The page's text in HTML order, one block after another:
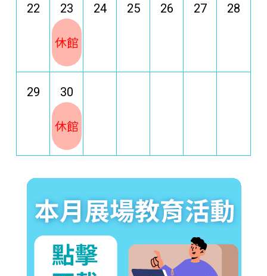
22 23
休館
24 25 26 27 28
29 30
休館